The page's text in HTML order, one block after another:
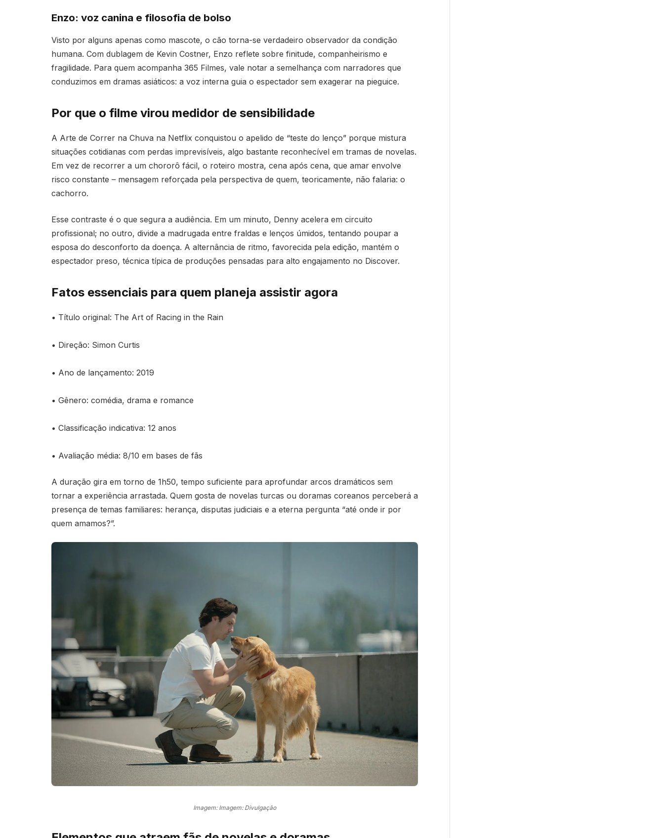
Enzo: voz canina e filosofia de bolso
Visto por alguns apenas como mascote, o cão torna-se verdadeiro observador da condição
humana. Com dublagem de Kevin Costner, Enzo reflete sobre finitude, companheirismo e
fragilidade. Para quem acompanha 365 Filmes, vale notar a semelhança com narradores que
conduzimos em dramas asiáticos: a voz interna guia o espectador sem exagerar na pieguice.
Por que o filme virou medidor de sensibilidade
A Arte de Correr na Chuva na Netflix conquistou o apelido de “teste do lenço” porque mistura
situações cotidianas com perdas imprevisíveis, algo bastante reconhecível em tramas de novelas.
Em vez de recorrer a um chororô fácil, o roteiro mostra, cena após cena, que amar envolve
risco constante – mensagem reforçada pela perspectiva de quem, teoricamente, não falaria: o
cachorro.
Esse contraste é o que segura a audiência. Em um minuto, Denny acelera em circuito
profissional; no outro, divide a madrugada entre fraldas e lenços úmidos, tentando poupar a
esposa do desconforto da doença. A alternância de ritmo, favorecida pela edição, mantém o
espectador preso, técnica típica de produções pensadas para alto engajamento no Discover.
Fatos essenciais para quem planeja assistir agora
• Título original: The Art of Racing in the Rain
• Direção: Simon Curtis
• Ano de lançamento: 2019
• Gênero: comédia, drama e romance
• Classificação indicativa: 12 anos
• Avaliação média: 8/10 em bases de fãs
A duração gira em torno de 1h50, tempo suficiente para aprofundar arcos dramáticos sem
tornar a experiência arrastada. Quem gosta de novelas turcas ou doramas coreanos perceberá a
presença de temas familiares: herança, disputas judiciais e a eterna pergunta “até onde ir por
quem amamos?”.
Imagem: Imagem: Divulgação